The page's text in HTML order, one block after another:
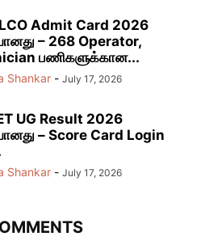
Admit Card 2026
– 268 Operator,
பணிகளுக்கான...
Shankar - July 17, 2026
UG Result 2026
– Score Card Login
Shankar - July 17, 2026